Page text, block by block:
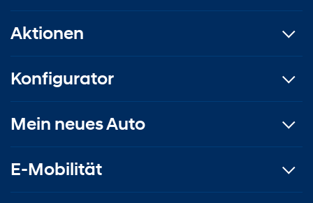
Aktionen
Konfigurator
Mein neues Auto
E-Mobilität